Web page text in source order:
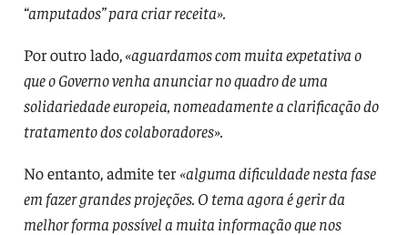
“amputados” para criar receita».
Por outro lado,«aguardamos com muita expetativa o
que o Governo venha anunciar no quadro de uma
solidariedade europeia, nomeadamente a clarificação do
tratamento dos colaboradores».
No entanto, admite ter «alguma dificuldade nesta fase
em fazer grandes projeções. O tema agora é gerir da
melhor forma possível a muita informação que nos